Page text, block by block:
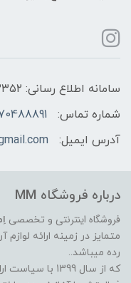
سامانه اطلاع رسانی: ۹۰۰۰۲۳۵۲
شماره تماس:
09370488891 (تایم:
آدرس ایمیل:
درباره فروشگاه MM
فروشگاه اینترنتی و تخصصی
متمایز در زمینه ارائه
رده میباشد..
که از سال